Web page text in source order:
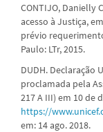
CONTIJO, Danielly
acesso à Justiça,
prévio
Paulo: LTr, 2015.
DUDH. Declaração
proclamada pela
217 A III) em 10 de
https://
em: 14 ago. 2018.